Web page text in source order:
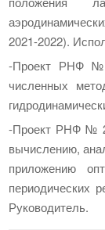
2021-2022).
-Проект РНФ №
численных
-Проект РНФ №
вычислению,
приложению
периодических
Руководитель.